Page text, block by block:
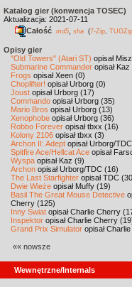
Katalog gier (konwencja TOSEC)
Aktualizacja: 2021-07-11
Całość md5 sha (7-Zip TUGZip
Opisy gier
"Old Towers" (Atari ST) opisał
Submarine Commander opisał Kaz
Frogs opisał Xeen (0)
Choplifter! opisał Urborg (0)
Joust opisał Urborg (17)
Commando opisał Urborg (35)
Mario Bros opisał Urborg (13)
Xenophobe opisał Urborg (36)
Robbo Forever opisał tbxx (16)
Kolony 2106 opisał tbxx (3)
Archon II: Adept opisał Urborg/
Spitfire Ace/Hellcat Ace opisał
Wyspa opisał Kaz (9)
Archon opisał Urborg/TDC (16)
The Last Starfighter opisał TDC
Dwie Wieże opisał Muffy (19)
Basil The Great Mouse Detective
Cherry (125)
Inny Świat opisał Charlie Cherry
Inspektor opisał Charlie Cherry
Grand Prix Simulator opisał
«« nowsze
Wewnętrzne/Internals